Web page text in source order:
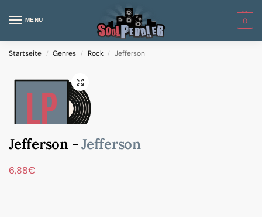
MENU 0
Startseite / Genres / Rock / Jefferson
Jefferson -Jefferson
6,88€